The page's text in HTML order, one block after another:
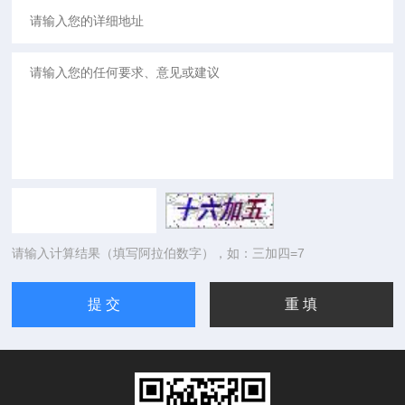
请输入计算结果（填写阿拉伯数字），如：三加四=7